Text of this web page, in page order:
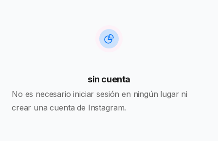
sin cuenta
No es necesario iniciar sesión en ningún lugar ni
crear una cuenta de Instagram.